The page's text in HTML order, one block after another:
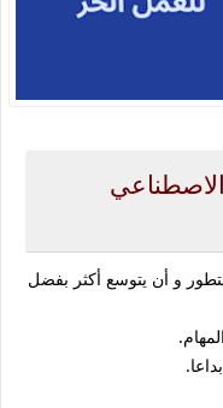
و أن يتوسع أكثر بفضل